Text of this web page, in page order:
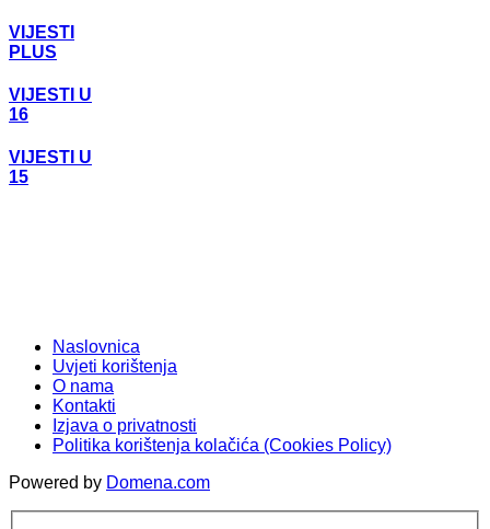
VIJESTI
PLUS
VIJESTI U
16
VIJESTI U
15
Naslovnica
Uvjeti korištenja
O nama
Kontakti
Izjava o privatnosti
Politika korištenja kolačića (Cookies Policy)
Powered by Domena.com